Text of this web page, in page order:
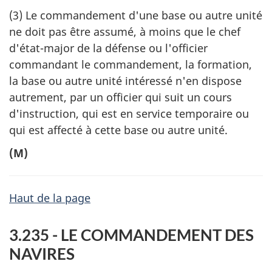
(3) Le commandement d'une base ou autre unité
ne doit pas être assumé, à moins que le chef
d'état-major de la défense ou l'officier
commandant le commandement, la formation,
la base ou autre unité intéressé n'en dispose
autrement, par un officier qui suit un cours
d'instruction, qui est en service temporaire ou
qui est affecté à cette base ou autre unité.
(M)
Haut de la page
3.235 - LE COMMANDEMENT DES
NAVIRES